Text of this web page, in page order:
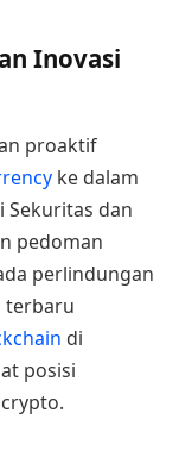
Inovasi
proaktif
ke dalam
Sekuritas dan
pedoman
perlindungan
terbaru
di
posisi